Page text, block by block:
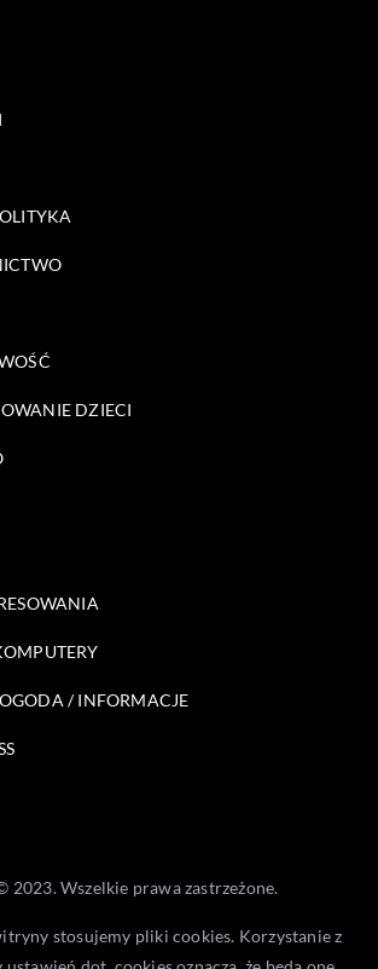
DZIECI
/ INFORMACJE
2023. Wszelkie prawa zastrzeżone.
stosujemy pliki cookies. Korzystanie z